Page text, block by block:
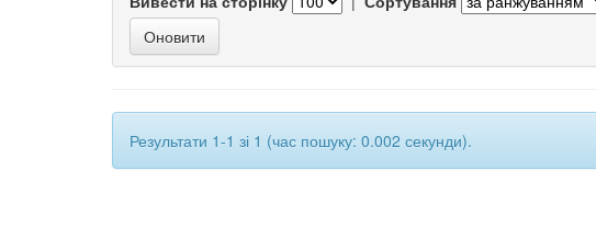
Результати 1-1 зі 1 (час пошуку: 0.002 секунди).